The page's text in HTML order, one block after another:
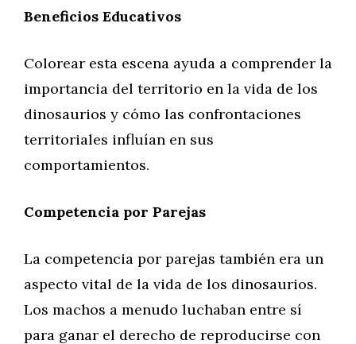
Beneficios Educativos
Colorear esta escena ayuda a comprender la
importancia del territorio en la vida de los
dinosaurios y cómo las confrontaciones
territoriales influían en sus
comportamientos.
Competencia por Parejas
La competencia por parejas también era un
aspecto vital de la vida de los dinosaurios.
Los machos a menudo luchaban entre sí
para ganar el derecho de reproducirse con